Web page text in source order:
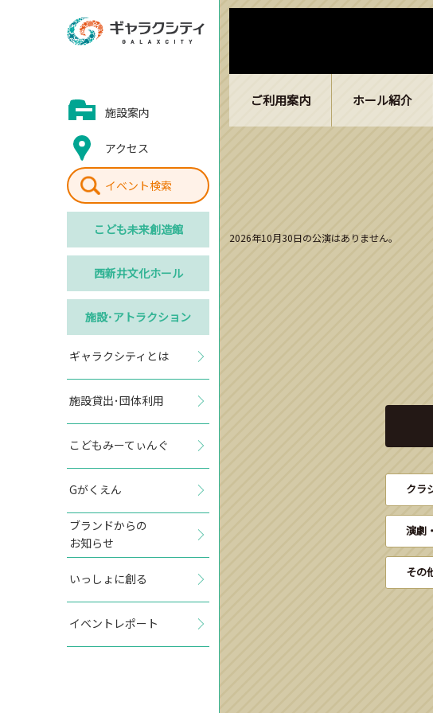
施設案内
アクセス
イベント検索
こども未来創造館
西新井文化ホール
施設･アトラクション
ギャラクシティとは
施設貸出･団体利用
こどもみーてぃんぐ
Gがくえん
ブランドからの
お知らせ
いっしょに創る
イベントレポート
ご利用案内 ホール紹介
2026年10月30日の公演はありません。
クラ
演劇
その